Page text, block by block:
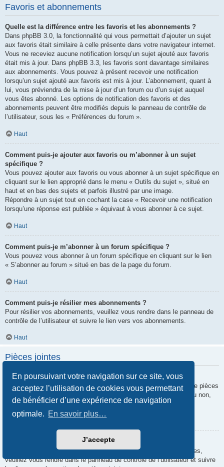
En poursuivant votre navigation sur ce site, vous
acceptez l’utilisation de cookies vous permettant
de bénéficier d’une expérience de navigation
optimale. En savoir plus…
J’accepte
Favoris et abonnements
Quelle est la différence entre les favoris et les abonnements ?
Dans phpBB 3.0, la fonctionnalité qui vous permettait d’ajouter un sujet
aux favoris était similaire à celle présente dans votre navigateur internet.
Vous ne receviez aucune notification lorsqu’un sujet ajouté aux favoris
était mis à jour. Dans phpBB 3.3, les favoris sont davantage similaires
aux abonnements. Vous pouvez à présent recevoir une notification
lorsqu’un sujet ajouté aux favoris est mis à jour. L’abonnement, quant à
lui, vous préviendra de la mise à jour d’un forum ou d’un sujet auquel
vous êtes abonné. Les options de notification des favoris et des
abonnements peuvent être modifiés depuis le panneau de contrôle de
l’utilisateur, sous les « Préférences du forum ».
Haut
Comment puis-je ajouter aux favoris ou m’abonner à un sujet
spécifique ?
Vous pouvez ajouter aux favoris ou vous abonner à un sujet spécifique en
cliquant sur le lien approprié dans le menu « Outils du sujet », situé en
haut et en bas des sujets et parfois illustré par une image.
Répondre à un sujet tout en cochant la case « Recevoir une notification
lorsqu’une réponse est publiée » équivaut à vous abonner à ce sujet.
Haut
Comment puis-je m’abonner à un forum spécifique ?
Vous pouvez vous abonner à un forum spécifique en cliquant sur le lien
« S’abonner au forum » situé en bas de la page du forum.
Haut
Comment puis-je résilier mes abonnements ?
Pour résilier vos abonnements, veuillez vous rendre dans le panneau de
contrôle de l’utilisateur et suivre le lien vers vos abonnements.
Haut
Pièces jointes
Quelles pièces jointes sont autorisées sur ce forum ?
Chaque administrateur peut autoriser ou interdire certains types de pièces
jointes. Si vous n’êtes pas certain de savoir ce qui est autorisé ou non,
nous vous invitons à contacter un administrateur du forum.
Comment puis-je retrouver toutes mes pièces jointes ?
Pour retrouver la liste des pièces jointes que vous avez transférées,
veuillez vous rendre dans le panneau de contrôle de l’utilisateur et suivre